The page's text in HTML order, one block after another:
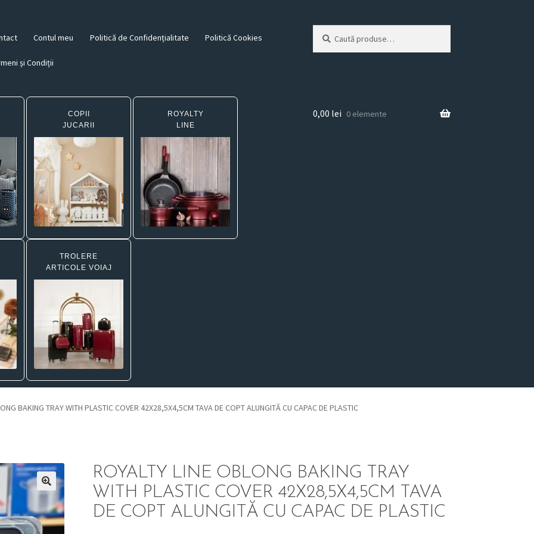
Contul meu Politică de Confidențialitate Politică Cookies
și Condiții
după:
COPII
JUCARII
ROYALTY
LINE
TROLERE
ARTICOLE VOIAJ
0,00 lei 0 elemente
BAKING TRAY WITH PLASTIC COVER 42X28,5X4,5CM TAVA DE COPT ALUNGITĂ CU CAPAC DE PLASTIC
ROYALTY LINE OBLONG BAKING TRAY
WITH PLASTIC COVER 42X28,5X4,5CM TAVA
DE COPT ALUNGITĂ CU CAPAC DE PLASTIC